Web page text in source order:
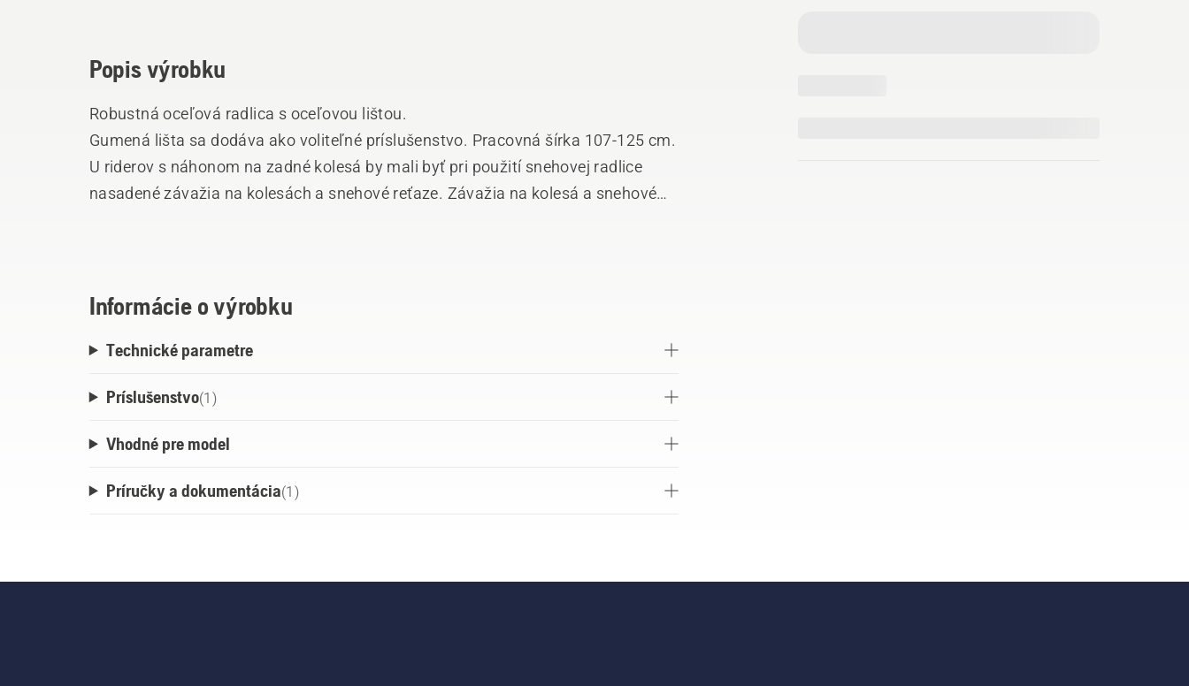
Popis výrobku
Robustná oceľová radlica s oceľovou lištou.
Gumená lišta sa dodáva ako voliteľné príslušenstvo. Pracovná šírka 107-125 cm.
U riderov s náhonom na zadné kolesá by mali byť pri použití snehovej radlice
nasadené závažia na kolesách a snehové reťaze. Závažia na kolesá a snehové
Informácie o výrobku
Technické parametre
Príslušenstvo(1 )
Vhodné pre model
Príručky a dokumentácia(1 )